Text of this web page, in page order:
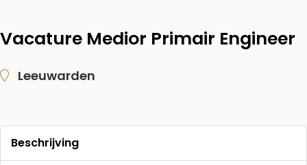
Vacature Medior Primair Engineer
Leeuwarden
Beschrijving